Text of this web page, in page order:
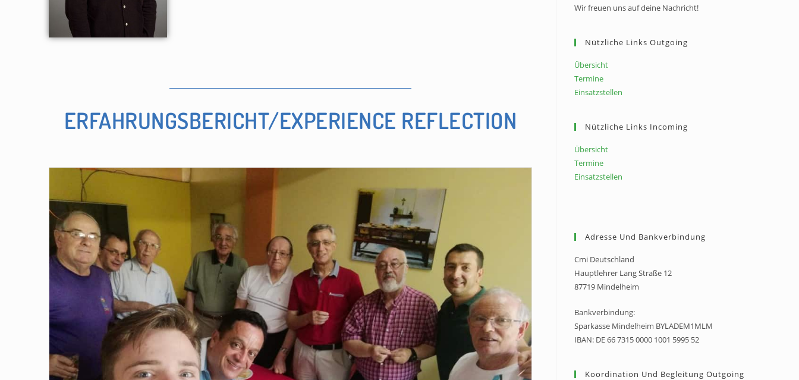
ERFAHRUNGSBERICHT/EXPERIENCE REFLECTION
Wir freuen uns auf deine Nachricht!
Nützliche Links Outgoing
Übersicht
Termine
Einsatzstellen
Nützliche Links Incoming
Übersicht
Termine
Einsatzstellen
Adresse Und Bankverbindung
Cmi Deutschland
Hauptlehrer Lang Straße 12
87719 Mindelheim
Bankverbindung:
Sparkasse Mindelheim BYLADEM1MLM
IBAN: DE 66 7315 0000 1001 5995 52
Koordination Und Begleitung Outgoing